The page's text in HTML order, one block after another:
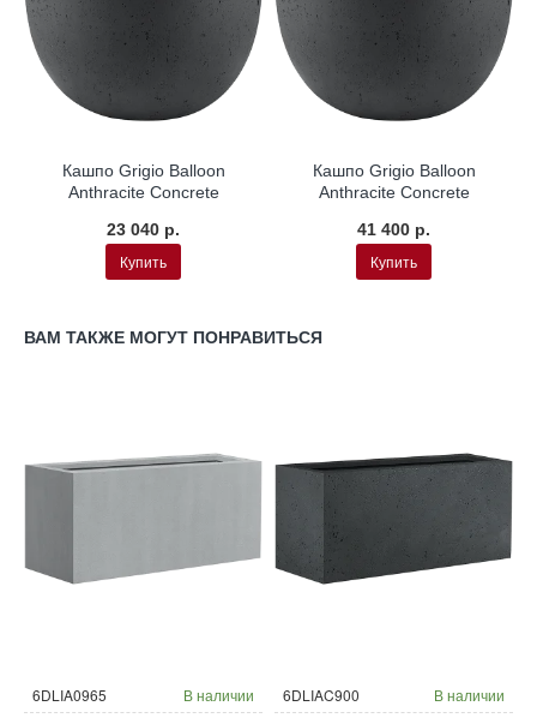
Кашпо Grigio Balloon
Anthracite Concrete
23 040 р.
Купить
Кашпо Grigio Balloon
Anthracite Concrete
41 400 р.
Купить
ВАМ ТАКЖЕ МОГУТ ПОНРАВИТЬСЯ
6DLIA0965 В наличии 6DLIAC900 В наличии